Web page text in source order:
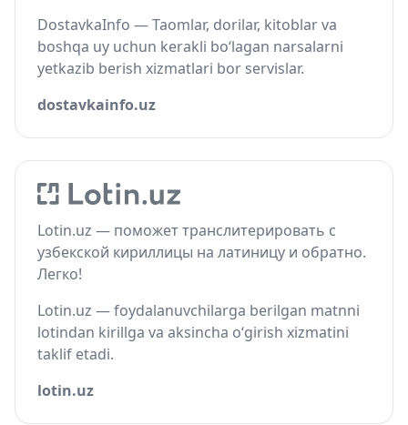
DostavkaInfo — Taomlar, dorilar, kitoblar va
boshqa uy uchun kerakli bo‘lagan narsalarni
yetkazib berish xizmatlari bor servislar.
dostavkainfo.uz
Lotin.uz — поможет транслитерировать с
узбекской кириллицы на латиницу и обратно.
Легко!
Lotin.uz — foydalanuvchilarga berilgan matnni
lotindan kirillga va aksincha o‘girish xizmatini
taklif etadi.
lotin.uz